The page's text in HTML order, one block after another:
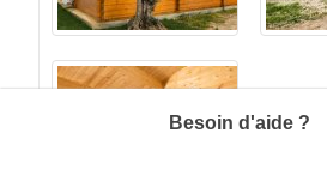
Besoin d'aide ?